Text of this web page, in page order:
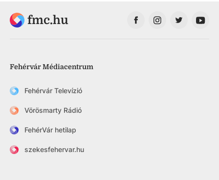
fmc.hu
Fehérvár Médiacentrum
Fehérvár Televízió
Vörösmarty Rádió
FehérVár hetilap
szekesfehervar.hu